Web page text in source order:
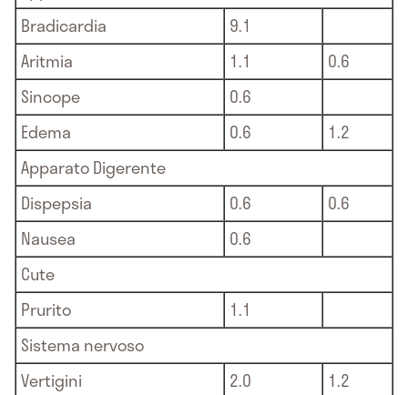
Bradicardia
9.1
Aritmia
1.1
0.6
Sincope
0.6
Edema
0.6
1.2
Apparato Digerente
Dispepsia
0.6
0.6
Nausea
0.6
Cute
Prurito
1.1
Sistema nervoso
Vertigini
2.0
1.2